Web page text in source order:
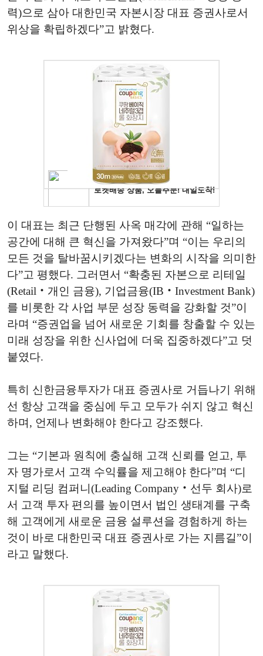
력)으로 삼아 대한민국 자본시장 대표 증권사로서
위상을 확립하겠다”고 밝혔다.
이 대표는 최근 단행된 사옥 매각에 관해 “일하는
공간에 대해 큰 혁신을 가져왔다”며 “이는 우리의
모든 것을 탈바꿈시키겠다는 변화의 시작을 의미한
다”고 평했다. 그러면서 “확충된 자본으로 리테일
(Retail‧개인 금융), 기업금융(IB‧Investment Bank)
를 비롯한 각 사업 부문 성장 동력을 강화할 것”이
라며 “증권업을 넘어 새로운 기회를 창출할 수 있는
미래 성장을 위한 신사업에 더욱 집중하겠다”고 덧
붙였다.
특히 신한금융투자가 대표 증권사로 거듭나기 위해
선 항상 고객을 중심에 두고 모두가 쉬지 않고 혁신
하며, 언제나 변화해야 한다고 강조했다.
그는 “기본과 원칙에 충실해 고객 신뢰를 얻고, 투
자 명가로서 고객 수익률을 제고해야 한다”며 “디
지털 리딩 컴퍼니(Leading Company‧선두 회사)로
서 고객 투자 편의를 높이면서 법인 생태계를 구축
해 고객에게 새로운 금융 설루션을 경험하게 하는
것이 바로 대한민국 대표 증권사로 가는 지름길”이
라고 말했다.